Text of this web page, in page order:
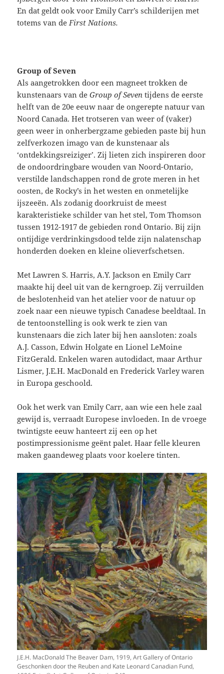
En dat geldt ook voor Emily Carr’s schilderijen met
totems van de First Nations.
Group of Seven
Als aangetrokken door een magneet trokken de
kunstenaars van deGroup of Seven tijdens de eerste
helft van de 20e eeuw naar de ongerepte natuur van
Noord Canada. Het trotseren van weer of (vaker)
geen weer in onherbergzame gebieden paste bij hun
zelfverkozen imago van de kunstenaar als
‘ontdekkingsreiziger’. Zij lieten zich inspireren door
de ondoordringbare wouden van Noord-Ontario,
verstilde landschappen rond de grote meren in het
oosten, de Rocky’s in het westen en onmetelijke
ijszeeën. Als zodanig doorkruist de meest
karakteristieke schilder van het stel, Tom Thomson
tussen 1912-1917 de gebieden rond Ontario. Bij zijn
ontijdige verdrinkingsdood telde zijn nalatenschap
honderden doeken en kleine olieverfschetsen.
Met Lawren S. Harris, A.Y. Jackson en Emily Carr
maakte hij deel uit van de kerngroep. Zij verruilden
de beslotenheid van het atelier voor de natuur op
zoek naar een nieuwe typisch Canadese beeldtaal. In
de tentoonstelling is ook werk te zien van
kunstenaars die zich later bij hen aansloten: zoals
A.J. Casson, Edwin Holgate en Lionel LeMoine
FitzGerald. Enkelen waren autodidact, maar Arthur
Lismer, J.E.H. MacDonald en Frederick Varley waren
in Europa geschoold.
Ook het werk van Emily Carr, aan wie een hele zaal
gewijd is, verraadt Europese invloeden. In de vroege
twintigste eeuw hanteert zij een op het
postimpressionisme geënt palet. Haar felle kleuren
maken gaandeweg plaats voor koelere tinten.
J.E.H. MacDonald The Beaver Dam, 1919, Art Gallery of Ontario
Geschonken door the Reuben and Kate Leonard Canadian Fund,